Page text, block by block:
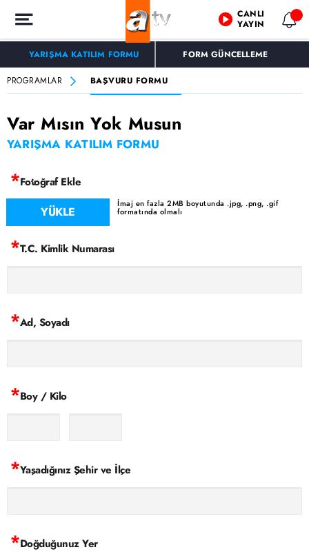
CANLI
YAYIN
YARIŞMA KATILIM FORMU FORM GÜNCELLEME
PROGRAMLAR BAŞVURU FORMU
Var Mısın Yok Musun
YARIŞMA KATILIM FORMU
*Fotoğraf Ekle
İmaj en fazla 2MB boyutunda .jpg, .png, .gif
formatında olmalı
*T.C. Kimlik Numarası
*Ad, Soyadı
*Boy / Kilo
*Yaşadığınız Şehir ve İlçe
*Doğduğunuz Yer